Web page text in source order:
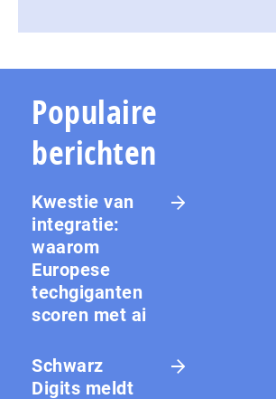
Populaire
berichten
Kwestie van
integratie:
waarom
Europese
techgiganten
scoren met ai
Schwarz
Digits meldt